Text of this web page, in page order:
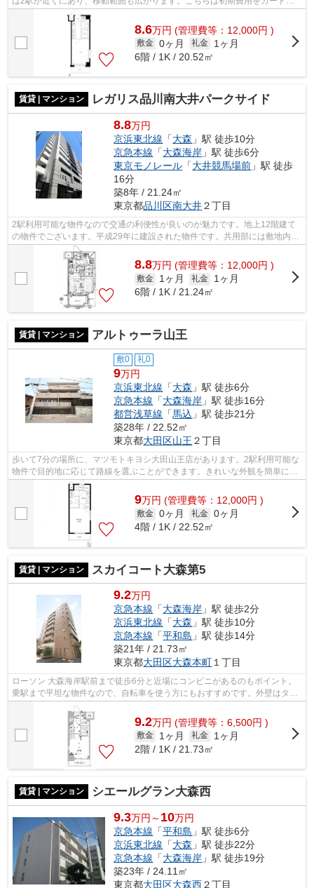
お支払いいただける物件です。共用部に...
8.6万円 (管理費等：12,000円 )
敷金 0ヶ月 礼金
1ヶ月
6階 / 1K / 20.52㎡
賃貸 | マンション レガリス品川南大井パークサイド
8.8万円
京浜東北線 「大森 」駅 徒歩10分
京急本線 「大森海岸 」駅 徒歩6分
東京モノレール 「大井競馬場前 」駅 徒歩
16分
築8年 / 21.24㎡
東京都品川区南大井２丁目
2駅利用可能な物件なので交通の利便性が良いのが魅力です。地上12階建て
の物件でございます。平成29年に建設された物件です。共用部には敷地内ご
み置き場・エレベータなどが揃っており...
8.8万円 (管理費等：12,000円 )
敷金 1ヶ月 礼金
1ヶ月
6階 / 1K / 21.24㎡
賃貸 | マンション アルトゥーラ山王
敷0 礼0
9万円
京浜東北線 「大森 」駅 徒歩6分
京急本線 「大森海岸 」駅 徒歩16分
都営浅草線 「馬込 」駅 徒歩21分
築28年 / 22.52㎡
東京都大田区山王 ２丁目
歩いて7分の場所に、マツモトキヨシ大田山王店があります。2駅利用可能な
物件で目的地に応じて路線を選ぶことができます。きれいな外観を簡単に保
つことができる、外観タイル張りとな...
9万円 (管理費等：12,000円 )
敷金 0ヶ月 礼金 0ヶ月
4階 / 1K / 22.52㎡
賃貸 | マンション スカイコート大森第5
9.2万円
京急本線 「大森海岸 」駅 徒歩2分
京浜東北線 「大森 」駅 徒歩10分
京急本線 「平和島 」駅 徒歩14分
築21年 / 21.73㎡
東京都大田区大森本町１丁目
ローソン 大森海岸駅前まで徒歩6分と近場にコンビニがあるのもポイント。
乗駅まで平坦な物件なので、自転車を使う方にもおすすめです。外壁はタイ
ル張りとなっていて、外観が素敵です...
9.2万円 (管理費等：6,500円 )
敷金 1ヶ月 礼金
1ヶ月
2階 / 1K / 21.73㎡
賃貸 | マンション シエールグラン大森西
9.3万円～ 10万円
京急本線 「平和島 」駅 徒歩6分
京浜東北線 「大森 」駅 徒歩22分
京急本線 「大森海岸 」駅 徒歩19分
築23年 / 24.11㎡
東京都大田区大森西２丁目